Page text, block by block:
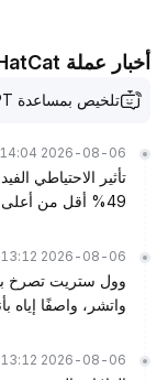
أخبار عملة TinHatCat
تلخيص بمساعدة TradeGPT
2026-08-06 14:04
49% أقل من أعلى مستوى له على الإطلاق
2026-08-06 13:12
وول ستريت تصرخ
واتشر، واصفًا إياه
2026-08-06 13:12